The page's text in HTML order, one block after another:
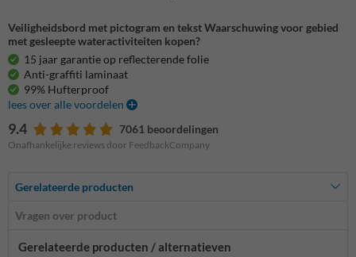
Veiligheidsbord met pictogram en tekst Waarschuwing voor gebied
met gesleepte wateractiviteiten kopen?
15 jaar garantie op reflecterende folie
Anti-graffiti laminaat
99% Hufterproof
lees over alle voordelen
9.4 7061 beoordelingen
Onafhankelijke reviews door FeedbackCompany
Gerelateerde producten
Vragen over product
Gerelateerde producten / alternatieven